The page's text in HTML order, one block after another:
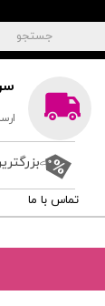
جستجو
تماس با ما